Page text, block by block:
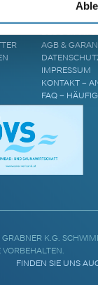
ZUKUNFT
STANDORTE
BLOG &
AGB &
IMPRESSUM
KONTAKT –
FAQ –
K.G.
FINDEN SIE UNS